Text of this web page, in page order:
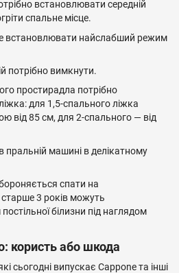
встановлювати середній
спальне місце.
встановлювати найслабший режим
потрібно вимкнути.
простирадла потрібно
для 1,5-спального ліжка
від 85 см, для 2-спального — від
пральній машині в делікатному
спати на
3 років можуть
білизни під наглядом
користь або шкода
сьогодні випускає Cappone та інші